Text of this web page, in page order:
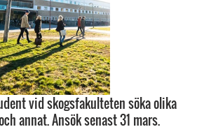
vid skogsfakulteten söka olika
annat. Ansök senast 31 mars.